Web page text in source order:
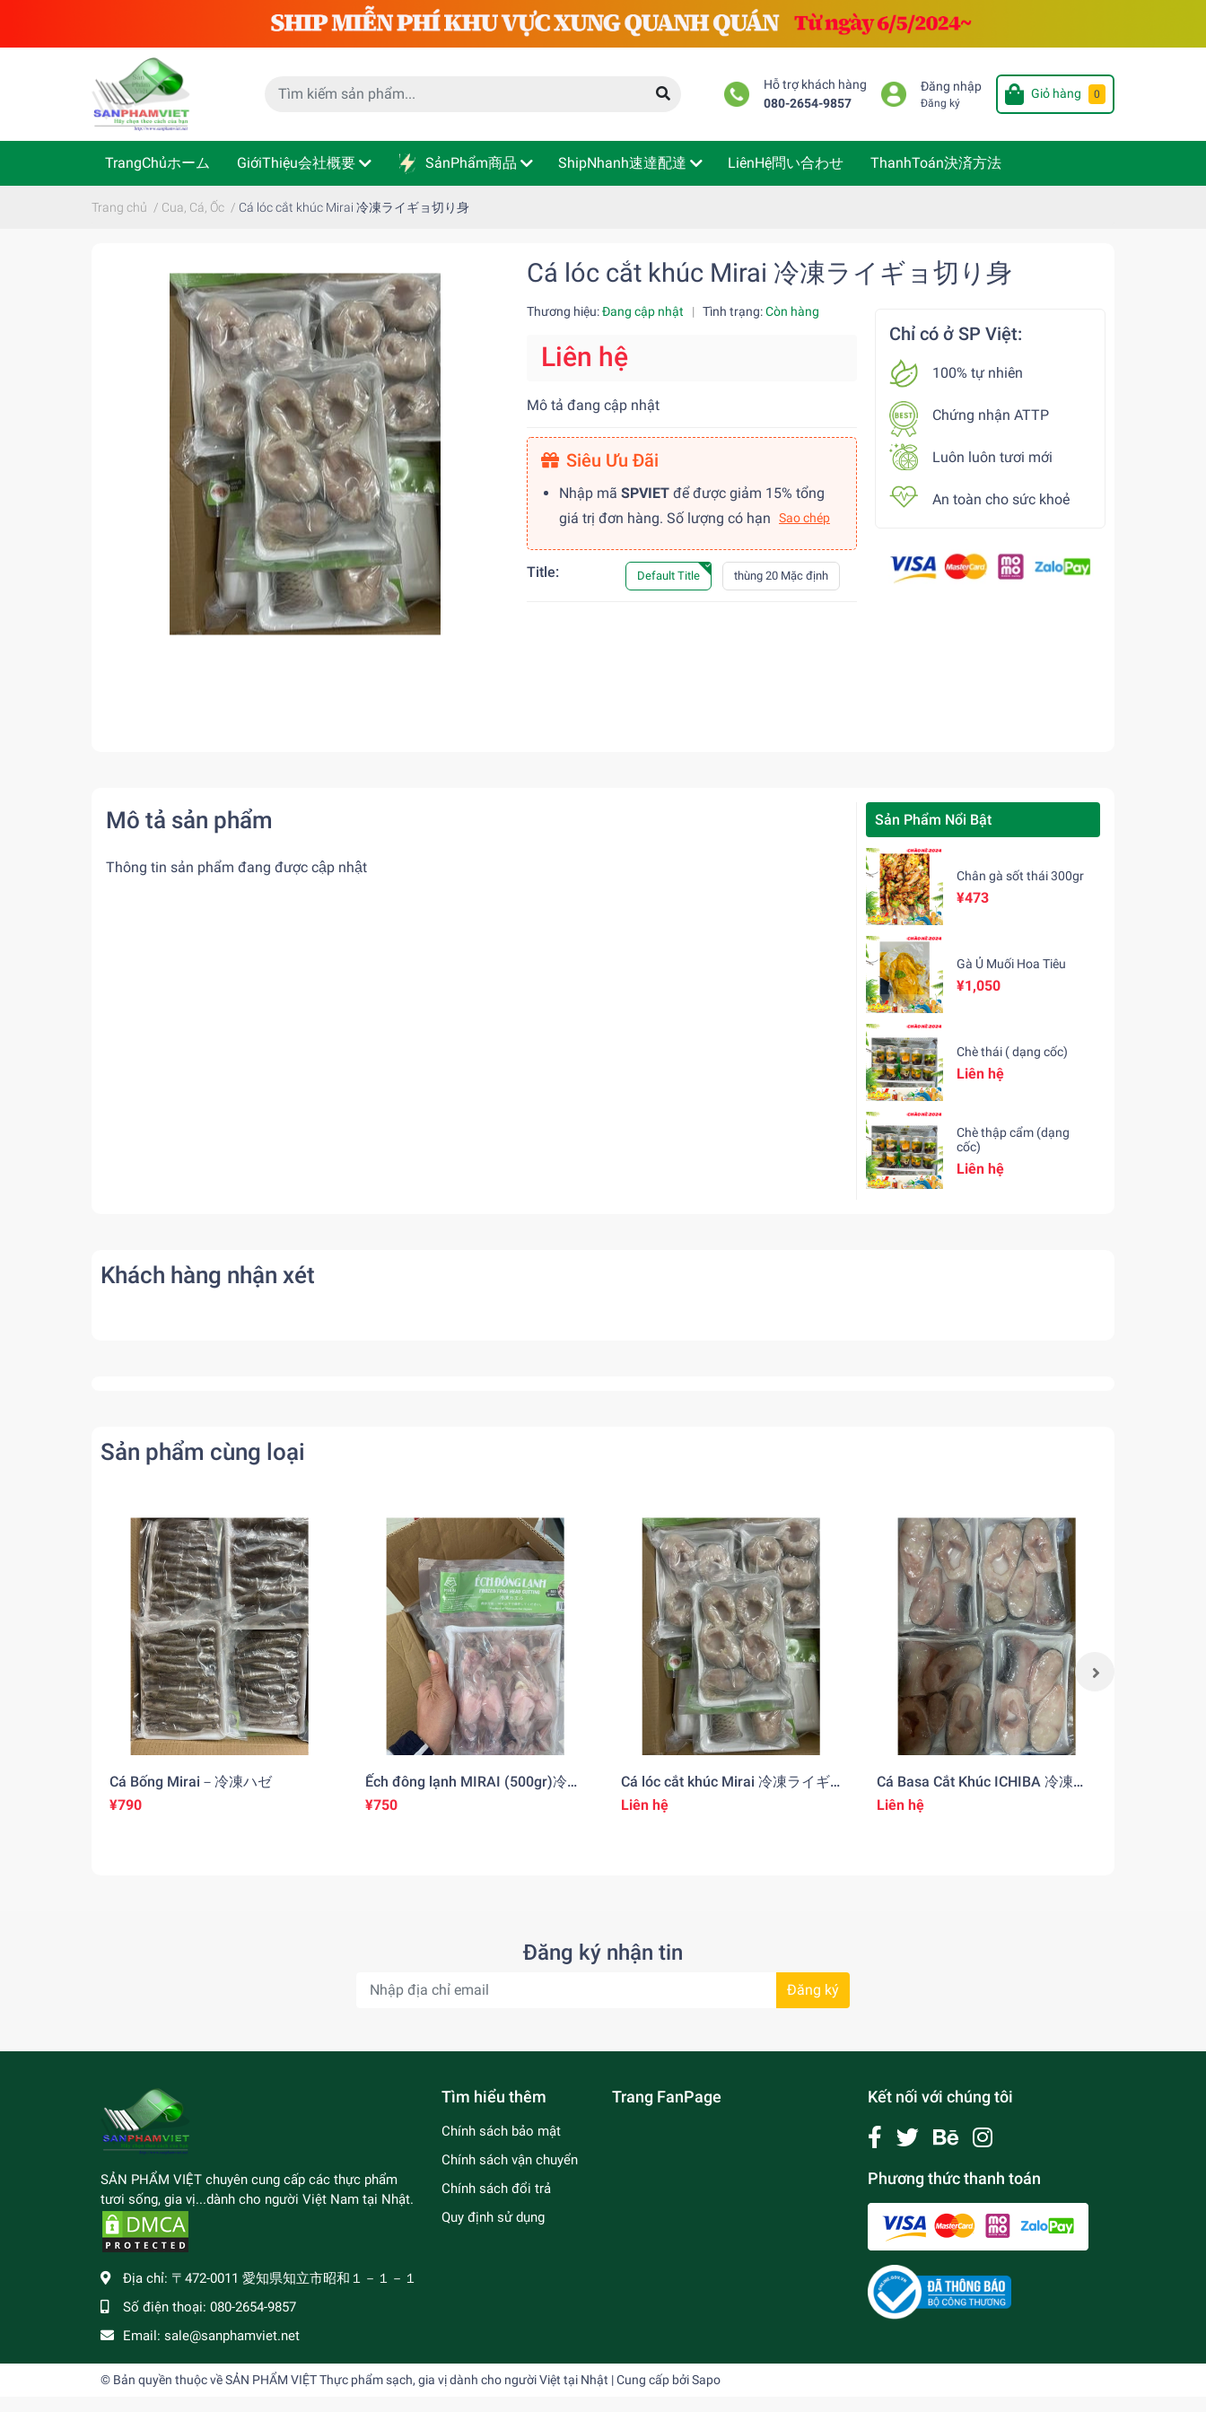
Hỗ trợ khách hàng
080-2654-9857
Đăng nhập
Đăng ký
Giỏ hàng 0
TrangChủホーム GiớiThiệu会社概要 SảnPhẩm商品 ShipNhanh速達配達 LiênHệ問い合わせ ThanhToán決済方法
Trang chủ / Cua, Cá, Ốc / Cá lóc cắt khúc Mirai 冷凍ライギョ切り身
Cá lóc cắt khúc Mirai 冷凍ライギョ切り身
Thương hiệu:Đang cập nhật | Tình trạng:Còn hàng
Liên hệ
Mô tả đang cập nhật
Siêu Ưu Đãi
Nhập mã SPVIET để được giảm 15% tổng
giá trị đơn hàng. Số lượng có hạn
Sao chép
Title: Default Title thùng 20 Mặc định
Chỉ có ở SP Việt:
100% tự nhiên
Chứng nhận ATTP
Luôn luôn tươi mới
An toàn cho sức khoẻ
Mô tả sản phẩm
Thông tin sản phẩm đang được cập nhật
Sản Phẩm Nổi Bật
Chân gà sốt thái 300gr
¥473
Gà Ủ Muối Hoa Tiêu
¥1,050
Chè thái ( dạng cốc)
Liên hệ
Chè thập cẩm (dạng
cốc)
Liên hệ
Khách hàng nhận xét
Sản phẩm cùng loại
Cá Bống Mirai－冷凍ハゼ
¥790
Ếch đông lạnh MIRAI (500gr)冷凍
カエル
¥750
Cá lóc cắt khúc Mirai 冷凍ライギ
ョ切り身
Liên hệ
Cá Basa Cắt Khúc ICHIBA 冷凍バ
サ魚切り身
Liên hệ
Đăng ký nhận tin
Đăng ký
SẢN PHẨM VIỆT chuyên cung cấp các thực phẩm
tươi sống, gia vị...dành cho người Việt Nam tại Nhật.
Địa chỉ: 〒472-0011 愛知県知立市昭和１－１－１
Số điện thoại: 080-2654-9857
Email: sale@sanphamviet.net
Tìm hiểu thêm
Chính sách bảo mật
Chính sách vận chuyển
Chính sách đổi trả
Quy định sử dụng
Trang FanPage Kết nối với chúng tôi
Phương thức thanh toán
© Bản quyền thuộc vềSẢN PHẨM VIỆT Thực phẩm sạch, gia vị dành cho người Việt tại Nhật | Cung cấp bởiSapo